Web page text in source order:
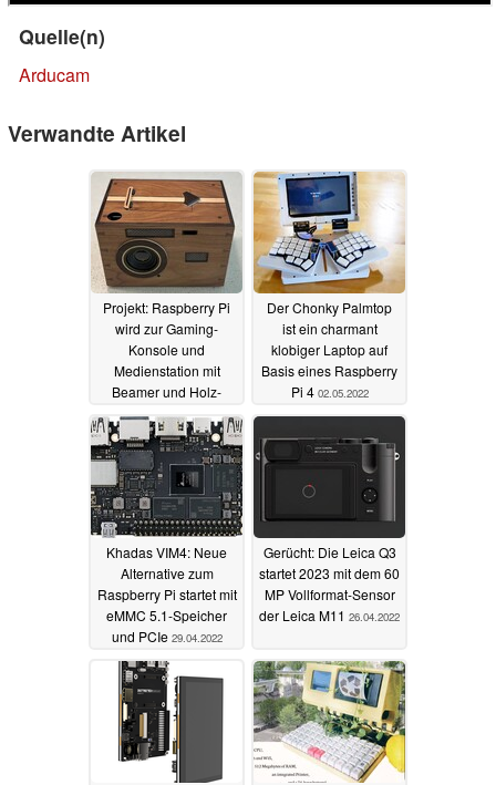
Quelle(n)
Arducam
Verwandte Artikel
Projekt: Raspberry Pi
wird zur Gaming-
Konsole und
Medienstation mit
Beamer und Holz-
Gehäuse07.05.2022
Der Chonky Palmtop
ist ein charmant
klobiger Laptop auf
Basis eines Raspberry
Pi 4 02.05.2022
Khadas VIM4: Neue
Alternative zum
Raspberry Pi startet mit
eMMC 5.1-Speicher
und PCIe 29.04.2022
Gerücht: Die Leica Q3
startet 2023 mit dem 60
MP Vollformat-Sensor
der Leica M11 26.04.2022